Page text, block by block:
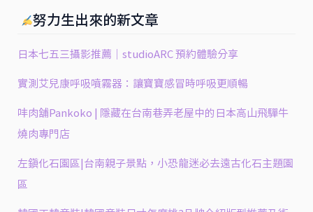
努力生出來的新文章
日本七五三攝影推薦｜studioARC 預約體驗分享
實測艾兒康呼吸噴霧器：讓寶寶感冒時呼吸更順暢
㕩肉舖Pankoko | 隱藏在台南巷弄老屋中的日本高山飛驒牛
燒肉專門店
左鎮化石園區|台南親子景點，小恐龍迷必去遠古化石主題園
區